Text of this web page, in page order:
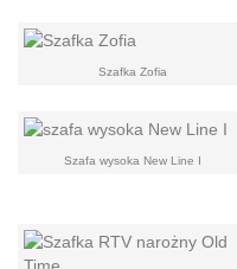
Szafka Zofia
Szafa wysoka New Line I